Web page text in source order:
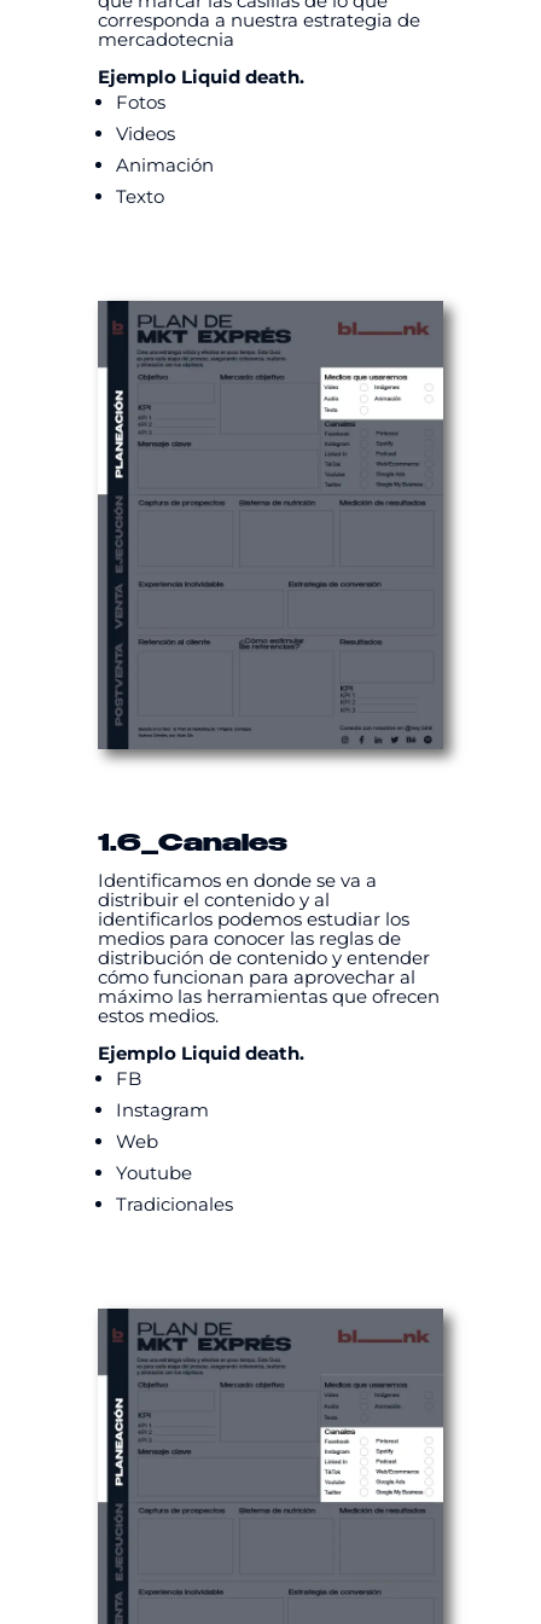
corresponda a nuestra estrategia de
mercadotecnia
Ejemplo Liquid death.
Fotos
Videos
Animación
Texto
1.6_Canales
Identificamos en donde se va a
distribuir el contenido y al
identificarlos podemos estudiar los
medios para conocer las reglas de
distribución de contenido y entender
cómo funcionan para aprovechar al
máximo las herramientas que ofrecen
estos medios.
Ejemplo Liquid death.
FB
Instagram
Web
Youtube
Tradicionales